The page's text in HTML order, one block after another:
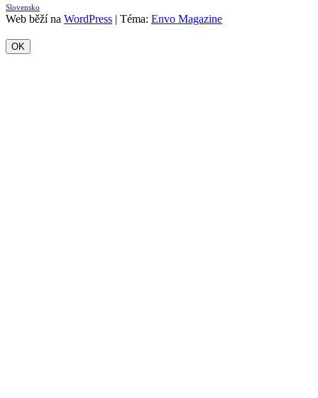
Slovensko
Web běží na WordPress | Téma: Envo Magazine
OK